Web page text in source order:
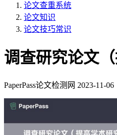
论文查重系统
论文知识
论文技巧常识
调查研究论文
PaperPass论文检测网 2023-11-06